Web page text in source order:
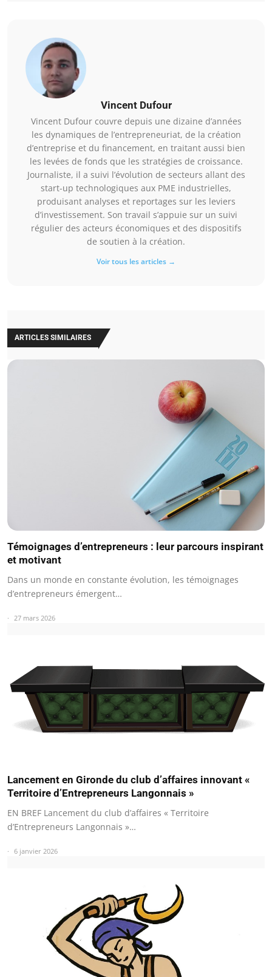
Vincent Dufour
Vincent Dufour couvre depuis une dizaine d’années
les dynamiques de l’entrepreneuriat, de la création
d’entreprise et du financement, en traitant aussi bien
les levées de fonds que les stratégies de croissance.
Journaliste, il a suivi l’évolution de secteurs allant des
start-up technologiques aux PME industrielles,
produisant analyses et reportages sur les leviers
d’investissement. Son travail s’appuie sur un suivi
régulier des acteurs économiques et des dispositifs
de soutien à la création.
Voir tous les articles →
ARTICLES SIMILAIRES
Témoignages d’entrepreneurs : leur parcours inspirant
et motivant
Dans un monde en constante évolution, les témoignages
d’entrepreneurs émergent…
27 mars 2026
Lancement en Gironde du club d’affaires innovant «
Territoire d’Entrepreneurs Langonnais »
EN BREF Lancement du club d’affaires « Territoire
d’Entrepreneurs Langonnais »…
6 janvier 2026